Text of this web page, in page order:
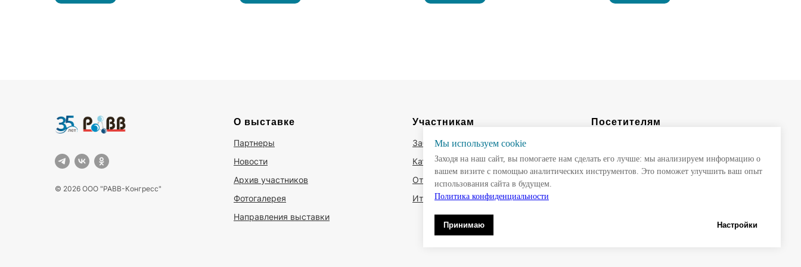
Мы используем сookie
Заходя на наш сайт, вы помогаете нам сделать его лучше: мы анализируем информацию о
вашем визите с помощью аналитических инструментов. Это поможет улучшить ваш опыт
использования сайта в будущем.
Политика конфиденциальности
Принимаю Настройки
послегарантийное обслуживание
© 2026 ООО "РАВВ-Конгресс"
О выставке
Партнеры
Новости
Архив участников
Фотогалерея
Направления выставки
Участникам
Забронировать стенд
Каталог участников
Отзывы участников
Итоги 2025
Посетителям
Деловая программа